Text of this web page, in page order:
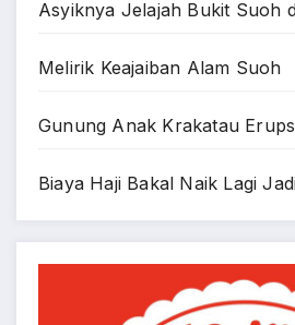
Asyiknya Jelajah Bukit Suoh
Melirik Keajaiban Alam Suoh
Gunung Anak Krakatau
Biaya Haji Bakal Naik Lagi